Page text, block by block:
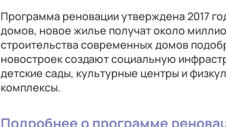
Программа реновации утверждена 2017
домов, новое жилье получат около
строительства современных домов
новостроек создают социальную
детские сады, культурные центры и
комплексы.
Подробнее о программе